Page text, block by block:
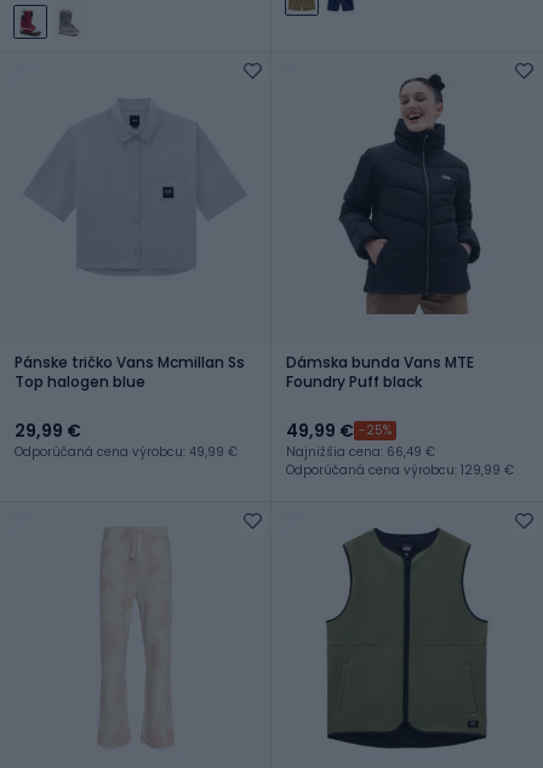
Pánske tričko Vans Mcmillan Ss
Top halogen blue
29,99 €
Odporúčaná cena výrobcu: 49,99 €
Dámska bunda Vans MTE
Foundry Puff black
49,99 € -25%
Najnižšia cena: 66,49 €
Odporúčaná cena výrobcu: 129,99 €